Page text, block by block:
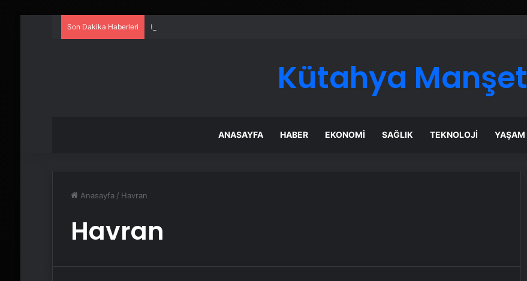
Son Dakika Haberleri UETDS Nedir ? Uetds.com İle Akıllı Dijital Taşımacılık Yazılımı
Kütahya Manşet
ANASAYFA HABER EKONOMI SAĞLIK TEKNOLOJI YAŞAM
Anasayfa / Havran
Havran